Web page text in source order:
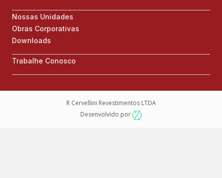
Nossas Unidades
Obras Corporativas
Downloads
Trabalhe Conosco
R Cervellini Revestimentos LTDA
Desenvolvido por